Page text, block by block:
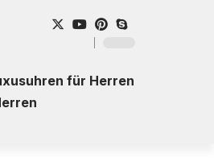
für Herren